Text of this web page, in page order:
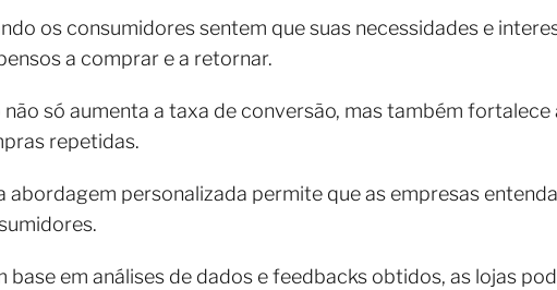
os consumidores sentem que suas necessidades e
a comprar e a retornar.
não só aumenta a taxa de conversão, mas também
repetidas.
abordagem personalizada permite que as empresas
base em análises de dados e feedbacks obtidos, as lojas